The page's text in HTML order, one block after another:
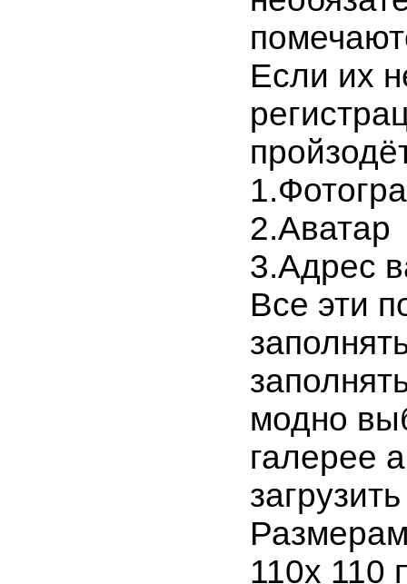
Если их
2.Аватар
3.Адрес
Все эти
модно
галерее
110х 110